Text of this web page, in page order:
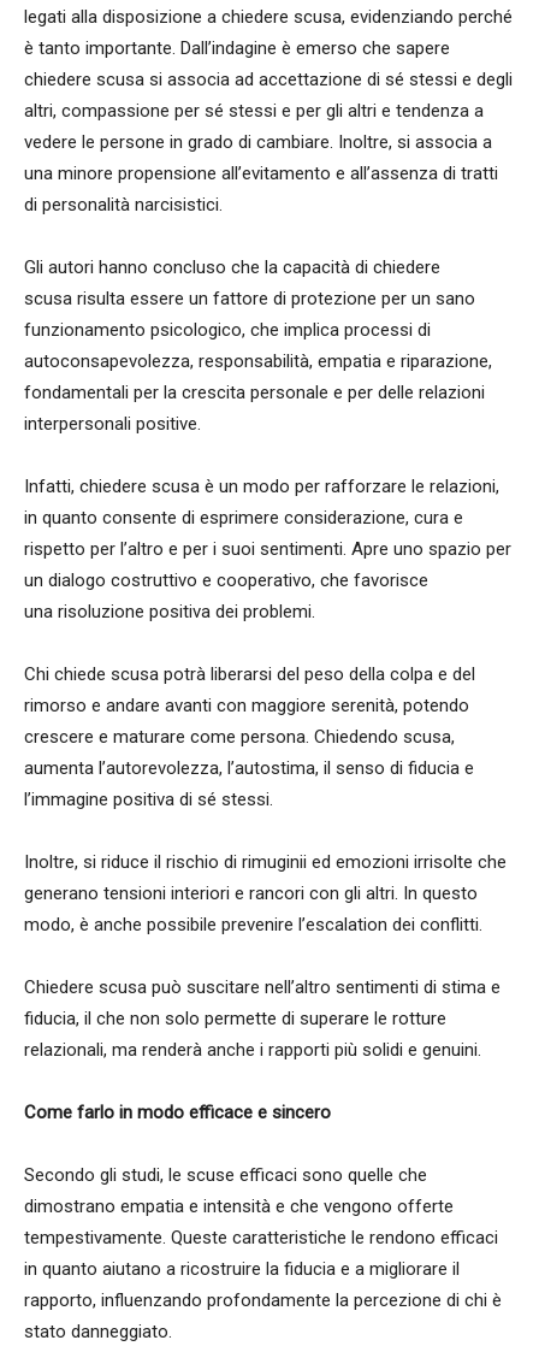
legati alla disposizione a chiedere scusa, evidenziando perché
è tanto importante. Dall’indagine è emerso che sapere
chiedere scusa si associa ad accettazione di sé stessi e degli
altri, compassione per sé stessi e per gli altri e tendenza a
vedere le persone in grado di cambiare. Inoltre, si associa a
una minore propensione all’evitamento e all’assenza di tratti
di personalità narcisistici.
Gli autori hanno concluso che la capacità di chiedere
scusa risulta essere un fattore di protezione per un sano
funzionamento psicologico, che implica processi di
autoconsapevolezza, responsabilità, empatia e riparazione,
fondamentali per la crescita personale e per delle relazioni
interpersonali positive.‍
Infatti, chiedere scusa è un modo per rafforzare le relazioni,
in quanto consente di esprimere considerazione, cura e
rispetto per l’altro e per i suoi sentimenti. Apre uno spazio per
un dialogo costruttivo e cooperativo, che favorisce
una risoluzione positiva dei problemi.
Chi chiede scusa potrà liberarsi del peso della colpa e del
rimorso e andare avanti con maggiore serenità, potendo
crescere e maturare come persona. Chiedendo scusa,
aumenta l’autorevolezza, l’autostima, il senso di fiducia e
l’immagine positiva di sé stessi.
Inoltre, si riduce il rischio di rimuginii ed emozioni irrisolte che
generano tensioni interiori e rancori con gli altri. In questo
modo, è anche possibile prevenire l’escalation dei conflitti.
Chiedere scusa può suscitare nell’altro sentimenti di stima e
fiducia, il che non solo permette di superare le rotture
relazionali, ma renderà anche i rapporti più solidi e genuini.
Come farlo in modo efficace e sincero
Secondo gli studi, le scuse efficaci sono quelle che
dimostrano empatia e intensità e che vengono offerte
tempestivamente. Queste caratteristiche le rendono efficaci
in quanto aiutano a ricostruire la fiducia e a migliorare il
rapporto, influenzando profondamente la percezione di chi è
stato danneggiato.